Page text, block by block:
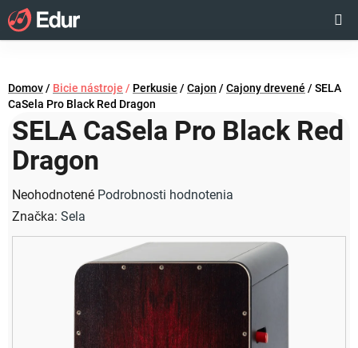
Prejsť
na
obsah
KOŠÍK
Domov/ Bicie nástroje / Perkusie / Cajon / Cajony drevené / SELA
CaSela Pro Black Red Dragon
SELA CaSela Pro Black Red
Dragon
Priemerné
hodnotenie
produktu
Neohodnotené Podrobnosti hodnotenia
Značka: Sela